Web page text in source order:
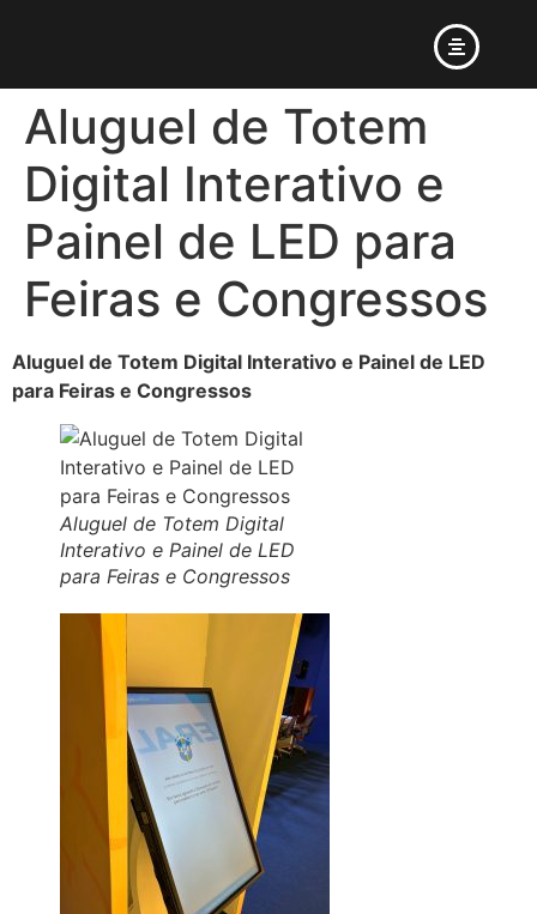
Aluguel de Totem
Digital Interativo e
Painel de LED para
Feiras e Congressos
Aluguel de Totem Digital Interativo e Painel de LED
para Feiras e Congressos
Aluguel de Totem Digital
Interativo e Painel de LED
para Feiras e Congressos